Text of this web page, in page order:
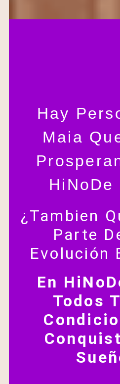
Hay
Maia
HiNoDe
¿Tambien
Parte
Evolución
En
Todos